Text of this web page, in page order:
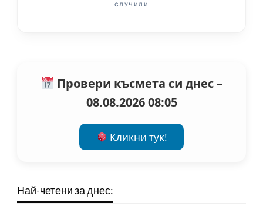
СЛУЧИЛИ
Провери късмета си днес –
08.08.2026 08:05
Кликни тук!
Най-четени за днес: